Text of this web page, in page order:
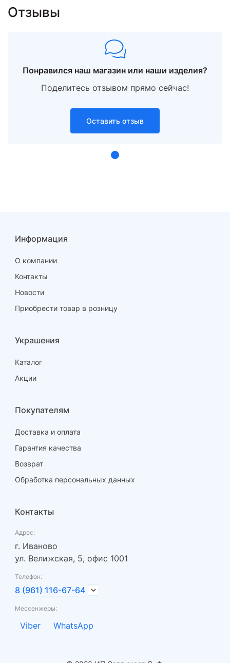
Отзывы
Понравился наш магазин или наши изделия?
Поделитесь отзывом прямо сейчас!
Оставить отзыв
Информация
О компании
Контакты
Новости
Приобрести товар в розницу
Украшения
Каталог
Акции
Покупателям
Доставка и оплата
Гарантия качества
Возврат
Обработка персональных данных
Контакты
Адрес:
г. Иваново
ул. Велижская, 5, офис 1001
Телефон:
8 (961) 116-67-64
Мессенжеры:
Viber WhatsApp